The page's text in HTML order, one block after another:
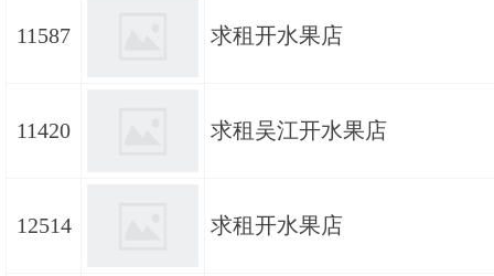
11587 求租开水果店
11420 求租吴江开水果店
12514 求租开水果店